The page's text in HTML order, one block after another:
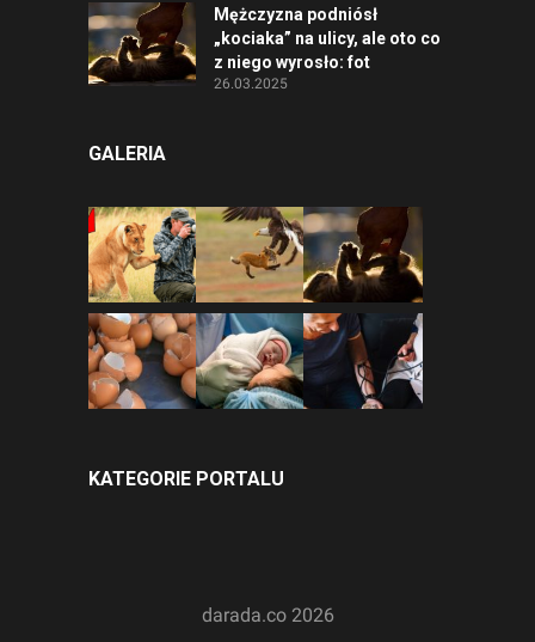
Mężczyzna podniósł
„kociaka” na ulicy, ale oto co
z niego wyrosło: fot
26.03.2025
GALERIA
KATEGORIE PORTALU
darada.co 2026